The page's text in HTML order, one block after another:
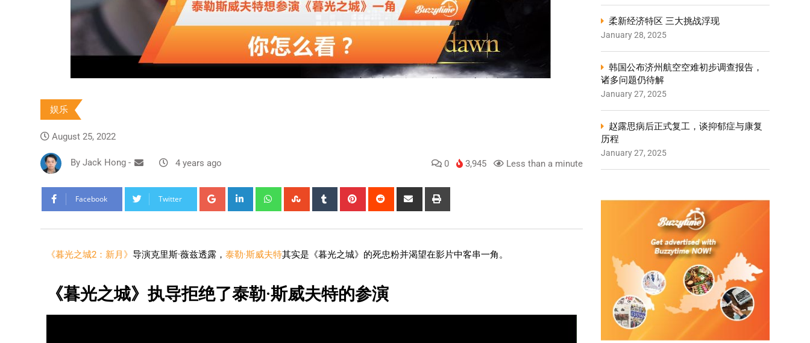
娱乐
August 25, 2022
By Jack Hong - 4 years ago 0 3,945 Less than a minute
Facebook Twitter
《暮光之城2：新月》 导演克里斯·薇兹透露， 泰勒·斯威夫特其实是《暮光之城》的死忠粉并渴望在影片中客串一角。
《暮光之城》执导拒绝了泰勒·斯威夫特的参演
柔新经济特区 三大挑战浮现
January 28, 2025
韩国公布济州航空空难初步调查报告，
诸多问题仍待解
January 27, 2025
赵露思病后正式复工，谈抑郁症与康复
历程
January 27, 2025